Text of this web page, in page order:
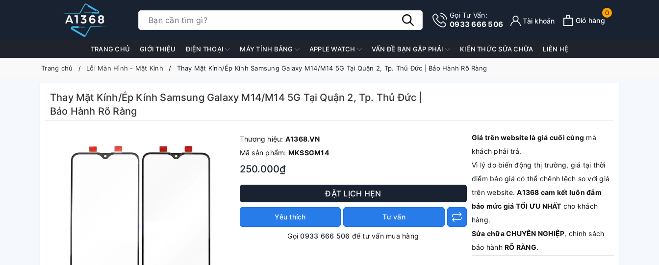
Gọi Tư Vấn:
0933 666 506 Tài khoản
0
Giỏ hàng
TRANG CHỦ GIỚI THIỆU ĐIỆN THOẠI MÁY TÍNH BẢNG APPLE WATCH VẤN ĐỀ BẠN GẶP PHẢI KIẾN THỨC SỬA CHỮA LIÊN HỆ
Trang chủ Lỗi Màn Hình - Mặt Kính Thay Mặt Kính/Ép Kính Samsung Galaxy M14/M14 5G Tại Quận 2, Tp. Thủ Đức | Bảo Hành Rõ Ràng
Thay Mặt Kính/Ép Kính Samsung Galaxy M14/M14 5G Tại Quận 2, Tp. Thủ Đức |
Bảo Hành Rõ Ràng
Thương hiệu: A1368.VN
Mã sản phẩm: MKSSGM14
250.000₫
ĐẶT LỊCH HẸN
Yêu thích Tư vấn
Gọi0933 666 506 để tư vấn mua hàng
Giá trên website là giá cuối cùng mà
khách phải trả.
Vì lý do biến động thị trường, giá tại thời
điểm báo giá có thể chênh lệch so với giá
trên website.A1368 cam kết luôn đảm
bảo mức giá TỐI ƯU NHẤT cho khách
hàng.
Sửa chữa CHUYÊN NGHIỆP, chính sách
bảo hànhRÕ RÀNG.